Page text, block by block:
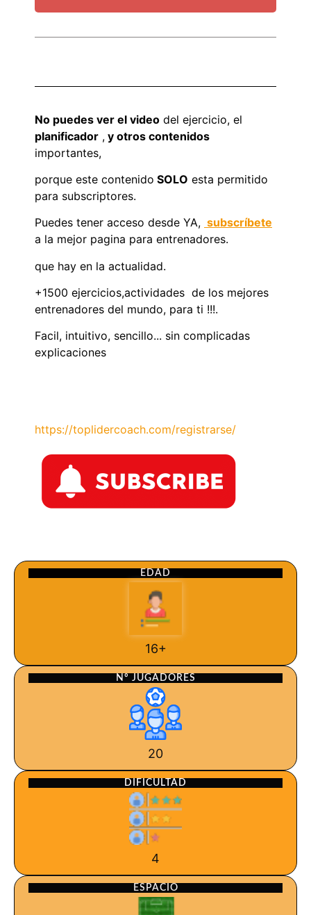
No puedes ver el video del ejercicio, el
planificador , y otros contenidos
importantes,
porque este contenido SOLO esta permitido
para subscriptores.
Puedes tener acceso desde YA, subscríbete
a la mejor pagina para entrenadores.
que hay en la actualidad.
+1500 ejercicios,actividades de los mejores
entrenadores del mundo, para ti !!!.
Facil, intuitivo, sencillo... sin complicadas
explicaciones
https://toplidercoach.com/registrarse/
EDAD
16+
Nº JUGADORES
20
DIFICULTAD
4
ESPACIO